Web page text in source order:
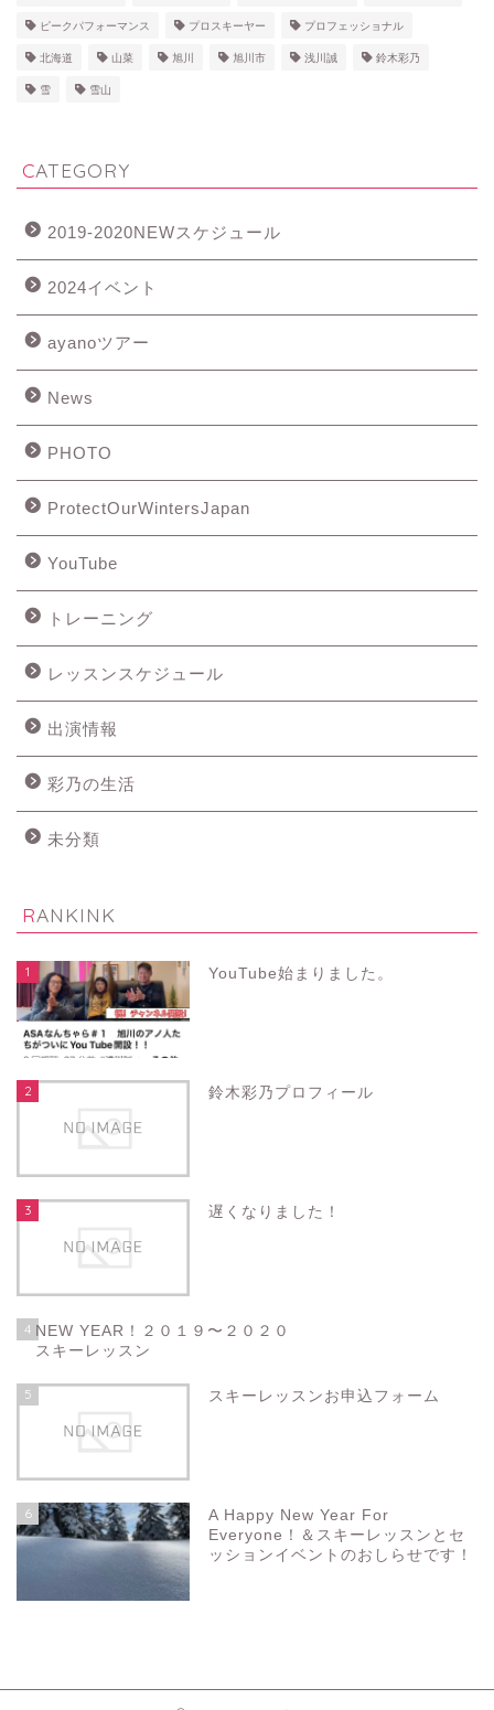
ピークパフォーマンス プロスキーヤー プロフェッショナル
北海道 山菜 旭川 旭川市 浅川誠 鈴木彩乃
雪 雪山
CATEGORY
2019-2020NEWスケジュール
2024イベント
ayanoツアー
News
PHOTO
ProtectOurWintersJapan
YouTube
トレーニング
レッスンスケジュール
出演情報
彩乃の生活
未分類
RANKINK
1 YouTube始まりました。
2 鈴木彩乃プロフィール
3 遅くなりました！
4 NEW YEAR！２０１９〜２０２０
スキーレッスン
5 スキーレッスンお申込フォーム
6
A Happy New Year For
Everyone！＆スキーレッスンとセ
ッションイベントのおしらせです！